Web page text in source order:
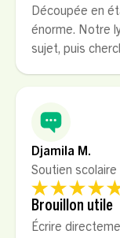
Découpée en
énorme. Notre
sujet, puis
Djamila M.
Soutien scolaire
Brouillon utile
Écrire